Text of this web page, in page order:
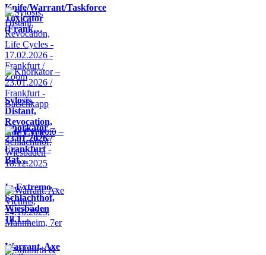
Knife/Warrant/Taskforce
Toxicator
(Frank…
Sylosis,
Distant,
Revocation,
Life Cycle…
Knorkator –
23.01.2026 /
Frankfurt -
Bat…
In Extremo –
Schlachthof,
Wiesbaden
18.1…
Warrant, Axe